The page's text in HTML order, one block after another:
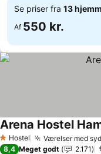
Se priser fra 13
Af 550 kr.
1 Stjerner
Hostel Værelser med
Arena Hostel
8,4 Meget godt 2.171